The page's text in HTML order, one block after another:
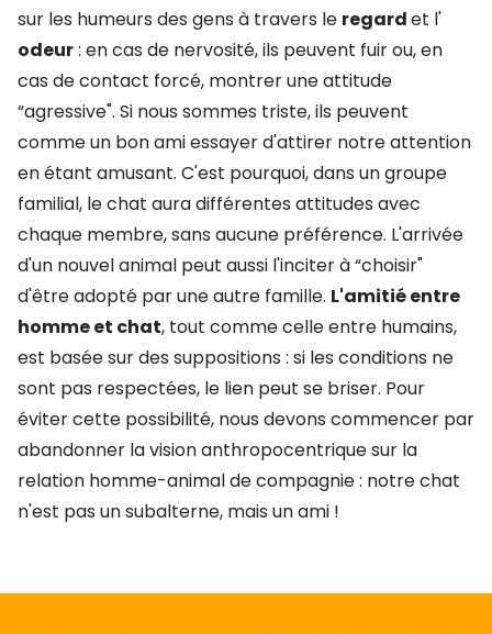
sur les humeurs des gens à travers le regardet l'
odeur: en cas de nervosité, ils peuvent fuir ou, en
cas de contact forcé, montrer une attitude
“agressive". Si nous sommes triste, ils peuvent
comme un bon ami essayer d'attirer notre attention
en étant amusant. C'est pourquoi, dans un groupe
familial, le chat aura différentes attitudes avec
chaque membre, sans aucune préférence. L'arrivée
d'un nouvel animal peut aussi l'inciter à “choisir"
d'être adopté par une autre famille. L'amitié entre
homme et chat, tout comme celle entre humains,
est basée sur des suppositions : si les conditions ne
sont pas respectées, le lien peut se briser. Pour
éviter cette possibilité, nous devons commencer par
abandonner la vision anthropocentrique sur la
relation homme-animal de compagnie : notre chat
n'est pas un subalterne, mais un ami !